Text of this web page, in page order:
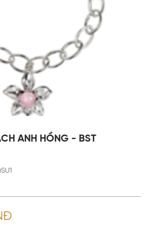
ANH HỒNG - BST